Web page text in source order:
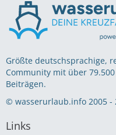
Größte deutschsprachige,
Community mit über
Beiträgen.
© wasserurlaub.info 2005 -
Links